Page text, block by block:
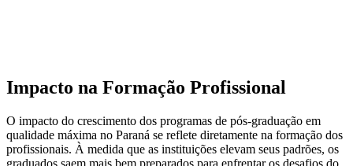
Impacto na Formação Profissional
O impacto do crescimento dos programas de pós-graduação em
qualidade máxima no Paraná se reflete diretamente na formação dos
profissionais. À medida que as instituições elevam seus padrões, os